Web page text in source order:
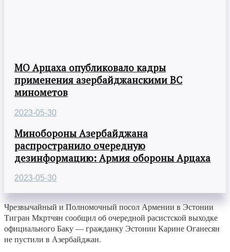
МО Арцаха опубликовало кадры
применения азербайджанскими ВС
минометов
2023-05-30
Минобороны Азербайджана
распространило очередную
дезинформацию: Армия обороны Арцаха
2023-05-30
Чрезвычайный и Полномочный посол Армении в Эстонии
Тигран Мкртчян сообщил об очередной расистской выходке
официального Баку — гражданку Эстонии Карине Оганесян
не пустили в Азербайджан.